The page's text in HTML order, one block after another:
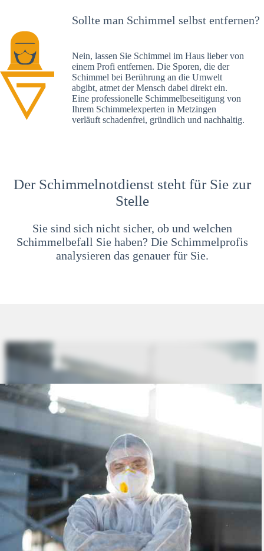
Sollte man Schimmel selbst entfernen?
Nein, lassen Sie Schimmel im Haus lieber von
einem Profi entfernen. Die Sporen, die der
Schimmel bei Berührung an die Umwelt
abgibt, atmet der Mensch dabei direkt ein.
Eine professionelle Schimmelbeseitigung von
Ihrem Schimmelexperten in Metzingen
verläuft schadenfrei, gründlich und nachhaltig.
Der Schimmelnotdienst steht für Sie zur
Stelle
Sie sind sich nicht sicher, ob und welchen
Schimmelbefall Sie haben? Die Schimmelprofis
analysieren das genauer für Sie.